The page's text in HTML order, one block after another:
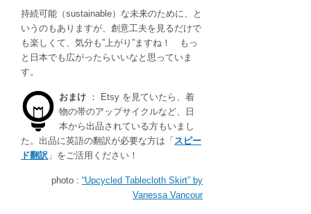
持続可能（sustainable）な未来のために、と
いうのもありますが、創意工夫を見るだけで
も楽しくて、気分も”上がり”ますね！ もっ
と日本でも広がったらいいなと思っていま
す。
おまけ ： Etsy を見ていたら、着
物の帯のアップサイクルなど、日
本から出品されている方もいまし
た。出品に英語の翻訳が必要な方は「 スピー
ド翻訳 」をご活用ください！
photo : “Upcycled Tablecloth Skirt” by
Vanessa Vancour